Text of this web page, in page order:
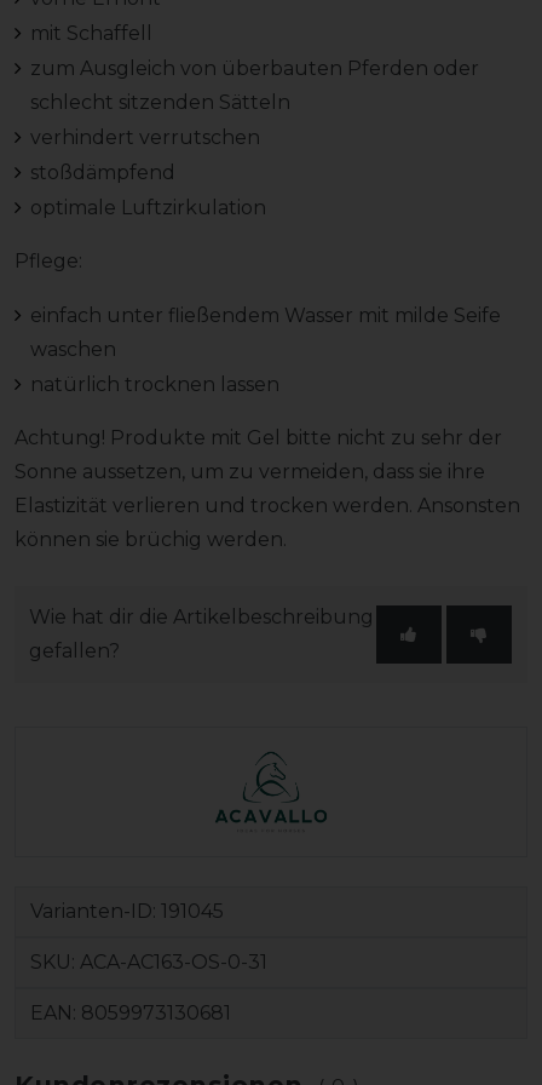
mit Schaffell
zum Ausgleich von überbauten Pferden oder
schlecht sitzenden Sätteln
verhindert verrutschen
stoßdämpfend
optimale Luftzirkulation
Pflege:
einfach unter fließendem Wasser mit milde Seife
waschen
natürlich trocknen lassen
Achtung! Produkte mit Gel bitte nicht zu sehr der
Sonne aussetzen, um zu vermeiden, dass sie ihre
Elastizität verlieren und trocken werden. Ansonsten
können sie brüchig werden.
Wie hat dir die Artikelbeschreibung
gefallen?
Varianten-ID: 191045
SKU: ACA-AC163-OS-0-31
EAN: 8059973130681